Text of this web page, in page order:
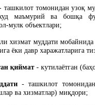
томонидан узоқ
маъмурий ва бошқа
мулк объектлари;
хизмат муддати
ёки давр харажатларига
қиймат - кутилаётган (баҳ
- ташкилот томонидан
ва хизматлар) миқдори;